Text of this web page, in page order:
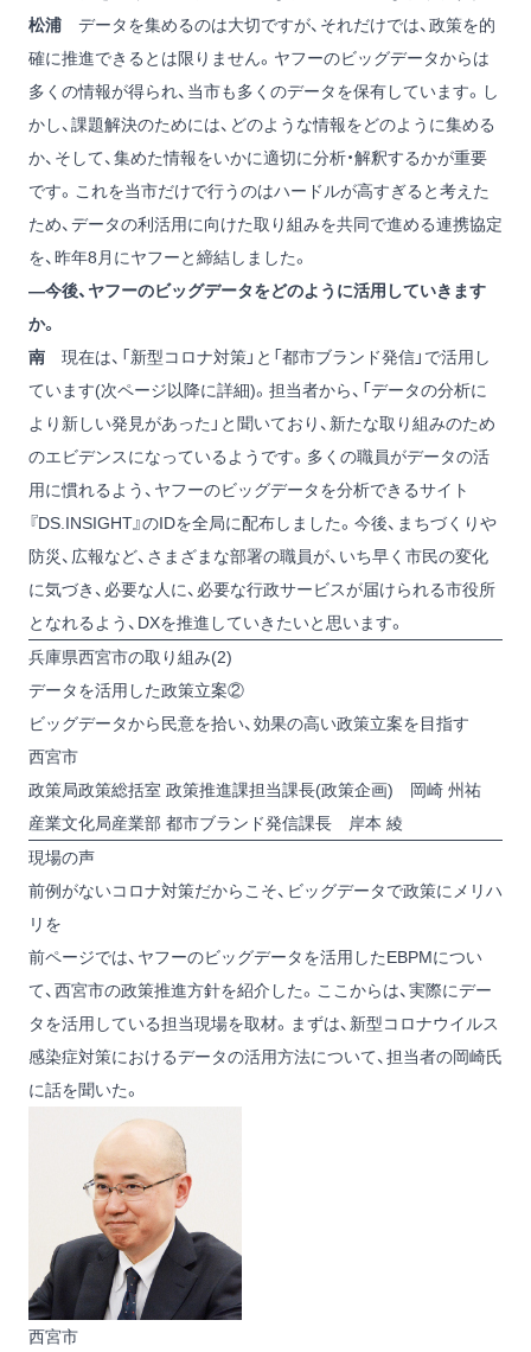
松浦 データを集めるのは大切ですが、それだけでは、政策を的
確に推進できるとは限りません。ヤフーのビッグデータからは
多くの情報が得られ、当市も多くのデータを保有しています。し
かし、課題解決のためには、どのような情報をどのように集める
か、そして、集めた情報をいかに適切に分析・解釈するかが重要
です。これを当市だけで行うのはハードルが高すぎると考えた
ため、データの利活用に向けた取り組みを共同で進める連携協定
を、昨年8月にヤフーと締結しました。
―今後、ヤフーのビッグデータをどのように活用していきます
か。
南 現在は、「新型コロナ対策」と「都市ブランド発信」で活用し
ています(次ページ以降に詳細)。担当者から、「データの分析に
より新しい発見があった」と聞いており、新たな取り組みのため
のエビデンスになっているようです。多くの職員がデータの活
用に慣れるよう、ヤフーのビッグデータを分析できるサイト
『DS.INSIGHT』のIDを全局に配布しました。今後、まちづくりや
防災、広報など、さまざまな部署の職員が、いち早く市民の変化
に気づき、必要な人に、必要な行政サービスが届けられる市役所
となれるよう、DXを推進していきたいと思います。
兵庫県西宮市の取り組み(2)
データを活用した政策立案②
ビッグデータから民意を拾い、効果の高い政策立案を目指す
西宮市
政策局政策総括室 政策推進課担当課長(政策企画) 岡崎 州祐
産業文化局産業部 都市ブランド発信課長 岸本 綾
現場の声
前例がないコロナ対策だからこそ、ビッグデータで政策にメリハ
リを
前ページでは、ヤフーのビッグデータを活用したEBPMについ
て、西宮市の政策推進方針を紹介した。ここからは、実際にデー
タを活用している担当現場を取材。まずは、新型コロナウイルス
感染症対策におけるデータの活用方法について、担当者の岡崎氏
に話を聞いた。
西宮市